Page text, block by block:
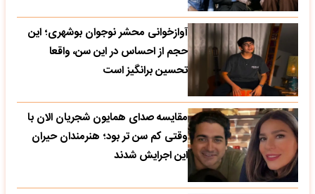
آوازخوانی محشر نوجوان بوشهری؛ این
حجم از احساس در این سن، واقعا
تحسین‌ برانگیز است
مقایسه صدای همایون شجریان الان با
وقتی کم سن تر بود؛ هنرمندان حیران
این اجرایش شدند